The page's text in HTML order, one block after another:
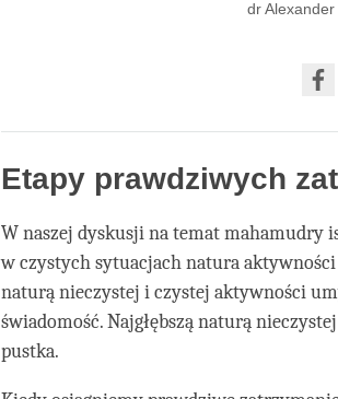
dr Alexander
on
Etapy prawdziwych
W naszej dyskusji na temat mahamudry
w czystych sytuacjach natura
naturą nieczystej i czystej aktywności
świadomość. Najgłębszą naturą
pustka.